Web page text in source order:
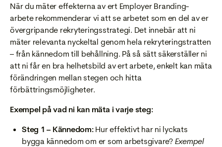
När du mäter effekterna av ert Employer Branding-
arbete rekommenderar vi att se arbetet som en del av er
övergripande rekryteringsstrategi. Det innebär att ni
mäter relevanta nyckeltal genom hela rekryteringstratten
– från kännedom till behållning. På så sätt säkerställer ni
att ni får en bra helhetsbild av ert arbete, enkelt kan mäta
förändringen mellan stegen och hitta
förbättringsmöjligheter.
Exempel på vad ni kan mäta i varje steg:
Steg 1 – Kännedom:Hur effektivt har ni lyckats
bygga kännedom om er som arbetsgivare?Exempel